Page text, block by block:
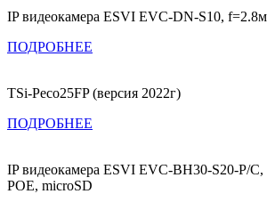
IP видеокамера ESVI EVC-DN-S10,
ПОДРОБНЕЕ
TSi-Peco25FP (версия 2022г)
ПОДРОБНЕЕ
IP видеокамера ESVI EVC-BH30-S20-P/
POE, microSD